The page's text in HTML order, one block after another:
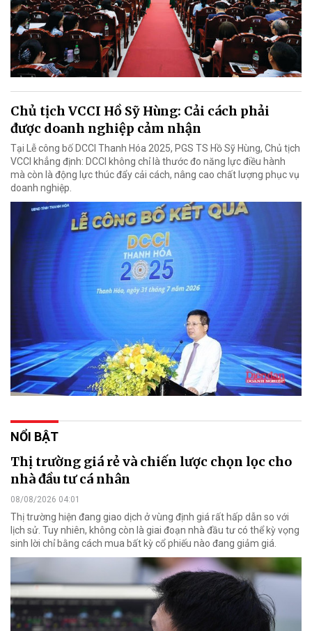
Chủ tịch VCCI Hồ Sỹ Hùng: Cải cách phải
được doanh nghiệp cảm nhận
Tại Lễ công bố DCCI Thanh Hóa 2025, PGS TS Hồ Sỹ Hùng, Chủ tịch
VCCI khẳng định: DCCI không chỉ là thước đo năng lực điều hành
mà còn là động lực thúc đẩy cải cách, nâng cao chất lượng phục vụ
doanh nghiệp.
NỔI BẬT
Thị trường giá rẻ và chiến lược chọn lọc cho
nhà đầu tư cá nhân
08/08/2026 04:01
Thị trường hiện đang giao dịch ở vùng định giá rất hấp dẫn so với
lịch sử. Tuy nhiên, không còn là giai đoạn nhà đầu tư có thể kỳ vọng
sinh lời chỉ bằng cách mua bất kỳ cổ phiếu nào đang giảm giá.